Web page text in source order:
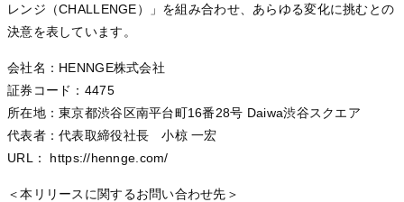
レンジ（CHALLENGE）」を組み合わせ、あらゆる変化に挑むとの
決意を表しています。
会社名：HENNGE株式会社
証券コード：4475
所在地：東京都渋谷区南平台町16番28号 Daiwa渋谷スクエア
代表者：代表取締役社長 小椋 一宏
URL： https://hennge.com/
＜本リリースに関するお問い合わせ先＞